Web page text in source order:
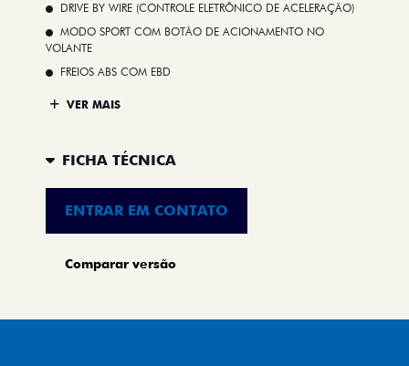
DRIVE BY WIRE (CONTROLE ELETRÔNICO DE ACELERAÇÃO)
MODO SPORT COM BOTÃO DE ACIONAMENTO NO
VOLANTE
FREIOS ABS COM EBD
VER MAIS
FICHA TÉCNICA
ENTRAR EM CONTATO
Comparar versão